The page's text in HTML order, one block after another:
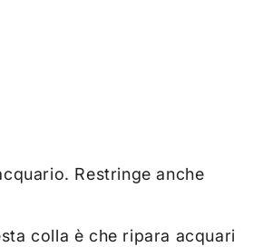
Restringe anche
colla è che ripara acquari